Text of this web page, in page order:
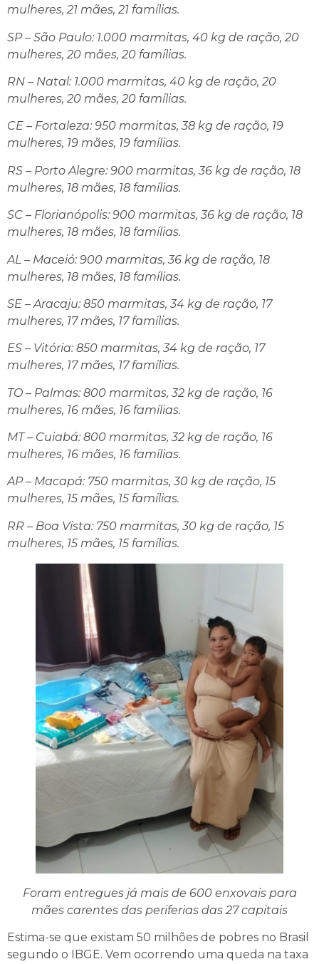
mulheres, 21 mães, 21 famílias.
SP – São Paulo: 1.000 marmitas, 40 kg de ração, 20
mulheres, 20 mães, 20 famílias.
RN – Natal: 1.000 marmitas, 40 kg de ração, 20
mulheres, 20 mães, 20 famílias.
CE – Fortaleza: 950 marmitas, 38 kg de ração, 19
mulheres, 19 mães, 19 famílias.
RS – Porto Alegre: 900 marmitas, 36 kg de ração, 18
mulheres, 18 mães, 18 famílias.
SC – Florianópolis: 900 marmitas, 36 kg de ração, 18
mulheres, 18 mães, 18 famílias.
AL – Maceió: 900 marmitas, 36 kg de ração, 18
mulheres, 18 mães, 18 famílias.
SE – Aracaju: 850 marmitas, 34 kg de ração, 17
mulheres, 17 mães, 17 famílias.
ES – Vitória: 850 marmitas, 34 kg de ração, 17
mulheres, 17 mães, 17 famílias.
TO – Palmas: 800 marmitas, 32 kg de ração, 16
mulheres, 16 mães, 16 famílias.
MT – Cuiabá: 800 marmitas, 32 kg de ração, 16
mulheres, 16 mães, 16 famílias.
AP – Macapá: 750 marmitas, 30 kg de ração, 15
mulheres, 15 mães, 15 famílias.
RR – Boa Vista: 750 marmitas, 30 kg de ração, 15
mulheres, 15 mães, 15 famílias.
Foram entregues já mais de 600 enxovais para
mães carentes das periferias das 27 capitais
Estima-se que existam 50 milhões de pobres no Brasil
segundo o IBGE. Vem ocorrendo uma queda na taxa